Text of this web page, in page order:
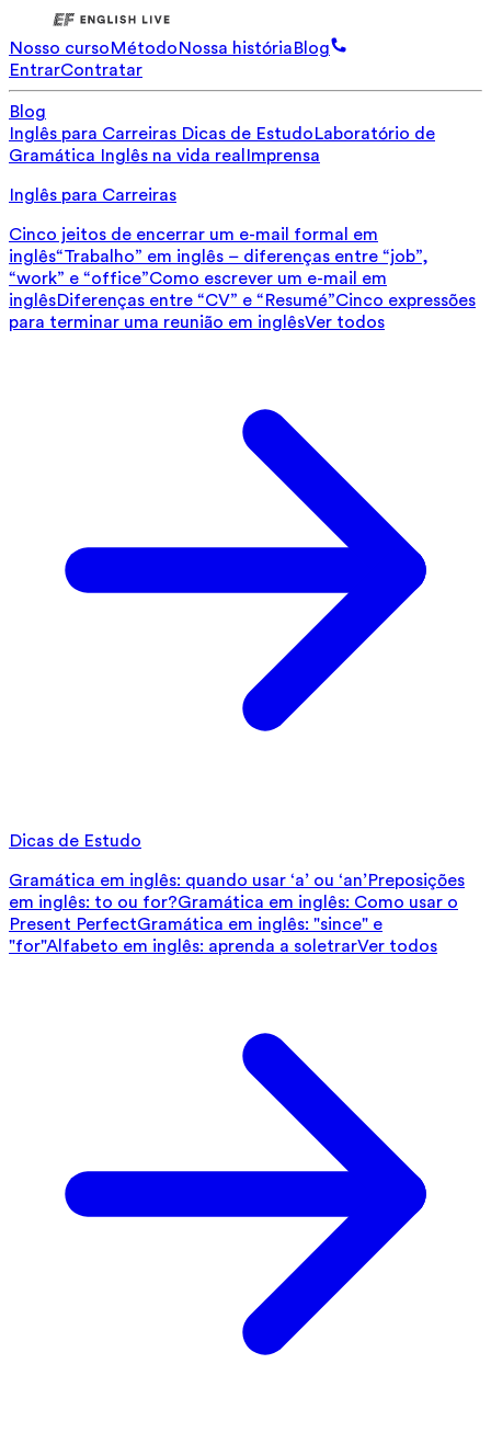
Nosso cursoMétodoNossa históriaBlog
EntrarContratar
Blog
Inglês para Carreiras Dicas de EstudoLaboratório de
Gramática Inglês na vida real Imprensa
Inglês para Carreiras
Cinco jeitos de encerrar um e-mail formal em
inglês“Trabalho” em inglês – diferenças entre “job”,
“work” e “office”Como escrever um e-mail em
inglêsDiferenças entre “CV” e “Resumé”Cinco expressões
para terminar uma reunião em inglêsVer todos
Dicas de Estudo
Gramática em inglês: quando usar ‘a’ ou ‘an’Preposições
em inglês: to ou for?Gramática em inglês: Como usar o
Present PerfectGramática em inglês: "since" e
"for"Alfabeto em inglês: aprenda a soletrarVer todos